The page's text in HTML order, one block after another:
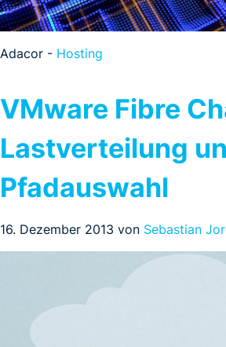
Adacor - Hosting
VMware Fibre
Lastverteilung
Pfadauswahl
16. Dezember 2013 von Sebastian